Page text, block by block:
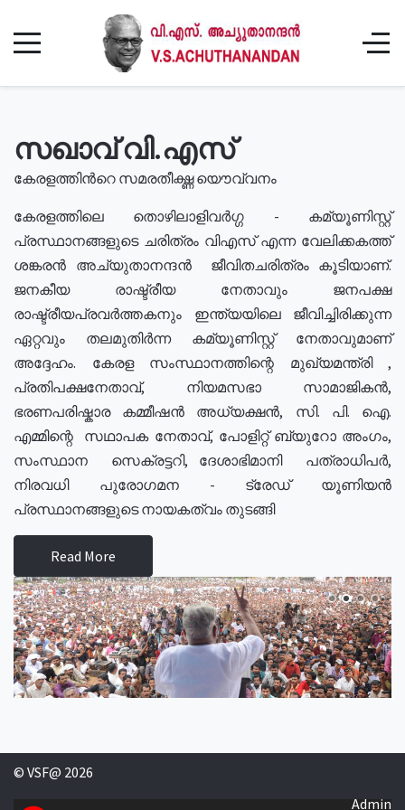
സഖാവ് വി.എസ്
കേരളത്തിൻറെ സമരതീക്ഷ്ണ യൌവ്വനം
കേരളത്തിലെ തൊഴിലാളിവർഗ്ഗ - കമ്യൂണിസ്റ്റ്
പ്രസ്ഥാനങ്ങളുടെ ചരിത്രം വിഎസ് എന്ന വേലിക്കകത്ത്
ശങ്കരൻ അച്യുതാനന്ദൻ ജീവിതചരിത്രം കൂടിയാണ്.
ജനകീയ രാഷ്ട്രീയ നേതാവും ജനപക്ഷ
രാഷ്ട്രീയപ്രവർത്തകനും ഇന്ത്യയിലെ ജീവിച്ചിരിക്കുന്ന
ഏറ്റവും തലമുതിർന്ന കമ്യൂണിസ്റ്റ് നേതാവുമാണ്
അദ്ദേഹം. കേരള സംസ്ഥാനത്തിന്റെ മുഖ്യമന്ത്രി ,
പ്രതിപക്ഷനേതാവ്, നിയമസഭാ സാമാജികൻ,
ഭരണപരിഷ്കാര കമ്മീഷൻ അധ്യക്ഷൻ, സി. പി. ഐ.
എമ്മിന്റെ സഥാപക നേതാവ്, പോളിറ്റ് ബ്യുറോ അംഗം,
സംസ്ഥാന സെക്രട്ടറി, ദേശാഭിമാനി പത്രാധിപർ,
നിരവധി പുരോഗമന - ട്രേഡ് യൂണിയൻ
പ്രസ്ഥാനങ്ങളുടെ നായകത്വം തുടങ്ങി
Read More
© VSF@ 2026
Admin